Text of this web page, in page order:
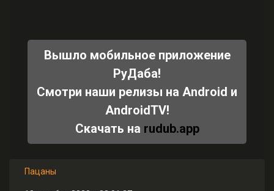
Вышло мобильное приложение
РуДаба!
Смотри наши релизы на Android и
AndroidTV!
Скачать на rudub.app
Пацаны